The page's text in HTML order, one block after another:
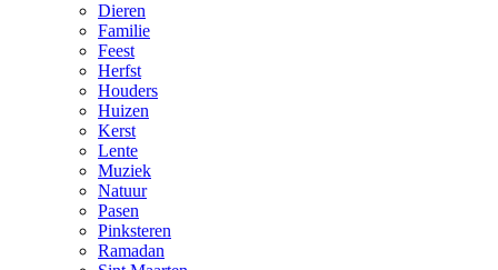
Dieren
Familie
Feest
Herfst
Houders
Huizen
Kerst
Lente
Muziek
Natuur
Pasen
Pinksteren
Ramadan